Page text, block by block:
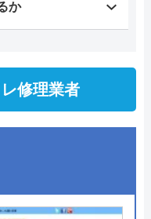
か
修理業者